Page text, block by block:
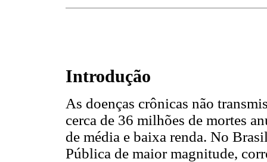
Introdução
As doenças crônicas não
cerca de 36 milhões de mortes
de média e baixa renda. No
Pública de maior magnitude,